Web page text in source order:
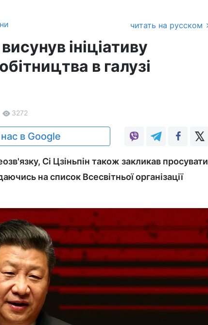
читать на русском
ініціативу
в галузі
3272
в Google
Сі Цзіньпін також закликав просувати
на список Всесвітньої організації